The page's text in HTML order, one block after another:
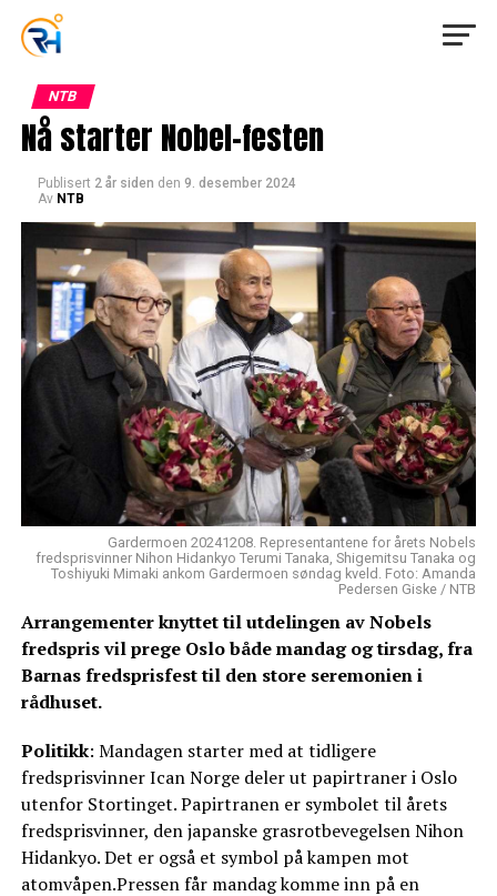
NTB
Nå starter Nobel-festen
Publisert 2 år siden den 9. desember 2024
Av NTB
Gardermoen 20241208. Representantene for årets Nobels
fredsprisvinner Nihon Hidankyo Terumi Tanaka, Shigemitsu Tanaka og
Toshiyuki Mimaki ankom Gardermoen søndag kveld. Foto: Amanda
Pedersen Giske / NTB
Arrangementer knyttet til utdelingen av Nobels
fredspris vil prege Oslo både mandag og tirsdag, fra
Barnas fredsprisfest til den store seremonien i
rådhuset.
Politikk: Mandagen starter med at tidligere
fredsprisvinner Ican Norge deler ut papirtraner i Oslo
utenfor Stortinget. Papirtranen er symbolet til årets
fredsprisvinner, den japanske grasrotbevegelsen Nihon
Hidankyo. Det er også et symbol på kampen mot
atomvåpen.Pressen får mandag komme inn på en